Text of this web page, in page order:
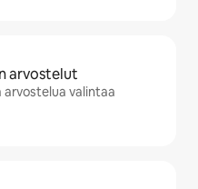
arvostelut
arvostelua valintaa